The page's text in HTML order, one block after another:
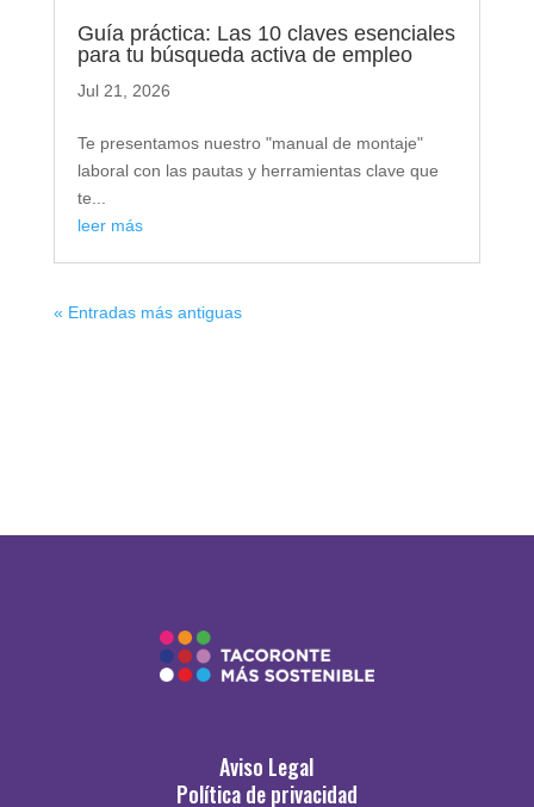
Guía práctica: Las 10 claves esenciales
para tu búsqueda activa de empleo
Jul 21, 2026
Te presentamos nuestro "manual de montaje"
laboral con las pautas y herramientas clave que
te...
leer más
« Entradas más antiguas
Aviso Legal
Política de privacidad